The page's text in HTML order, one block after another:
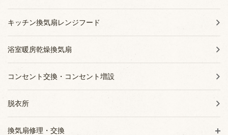
キッチン換気扇レンジフード
浴室暖房乾燥換気扇
コンセント交換・コンセント増設
脱衣所
換気扇修理・交換